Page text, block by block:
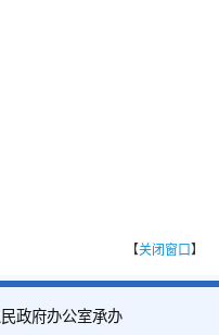
【关闭窗口】
政府办公室承办